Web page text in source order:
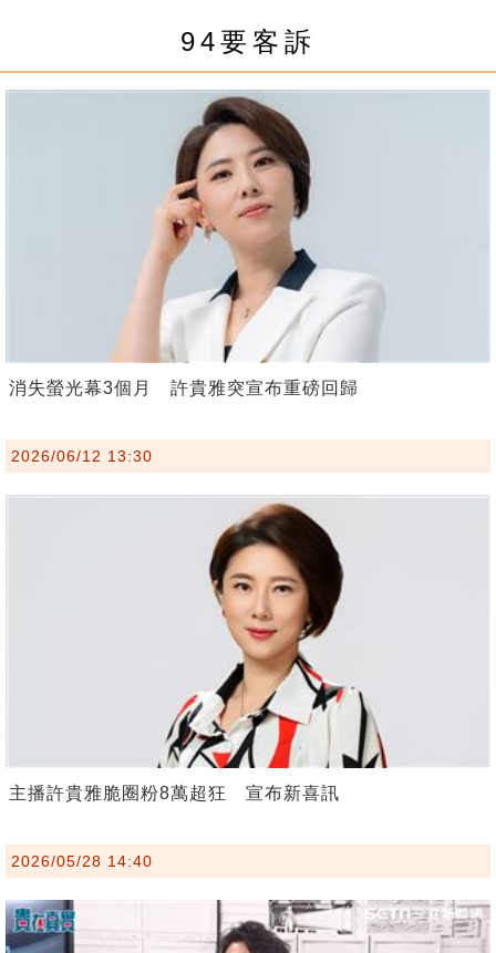
94要客訴
消失螢光幕3個月 許貴雅突宣布重磅回歸
2026/06/12 13:30
主播許貴雅脆圈粉8萬超狂 宣布新喜訊
2026/05/28 14:40